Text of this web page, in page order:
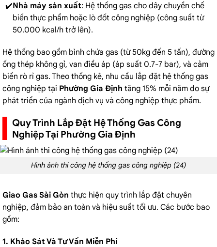
Nhà máy sản xuất: Hệ thống gas cho dây chuyền chế
biến thực phẩm hoặc lò đốt công nghiệp (công suất từ
50.000 kcal/h trở lên).
Hệ thống bao gồm bình chứa gas (từ 50kg đến 5 tấn), đường
ống thép không gỉ, van điều áp (áp suất 0.7-7 bar), và cảm
biến rò rỉ gas. Theo thống kê, nhu cầu lắp đặt hệ thống gas
công nghiệp tại Phường Gia Định tăng 15% mỗi năm do sự
phát triển của ngành dịch vụ và công nghiệp thực phẩm.
Quy Trình Lắp Đặt Hệ Thống Gas Công
Nghiệp Tại Phường Gia Định
Hình ảnh thi công hệ thống gas công nghiệp (24)
Giao Gas Sài Gòn thực hiện quy trình lắp đặt chuyên
nghiệp, đảm bảo an toàn và hiệu suất tối ưu. Các bước bao
gồm:
1. Khảo Sát Và Tư Vấn Miễn Phí